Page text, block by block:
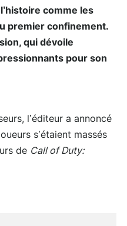
comme les
premier confinement.
qui dévoile
pour son
l’éditeur a annoncé
s’étaient massés
de Call of Duty: